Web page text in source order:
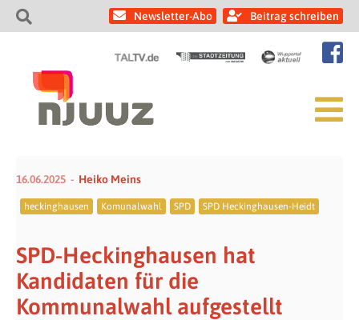
Newsletter-Abo Beitrag schreiben
16.06.2025 Heiko Meins
heckinghausen Komunalwahl SPD SPD Heckinghausen-Heidt
SPD-Heckinghausen hat
Kandidaten für die
Kommunalwahl aufgestellt